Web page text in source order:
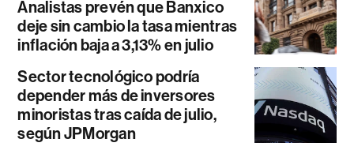
Analistas prevén que Banxico
deje sin cambio la tasa mientras
inflación baja a 3,13% en julio
Sector tecnológico podría
depender más de inversores
minoristas tras caída de julio,
según JPMorgan